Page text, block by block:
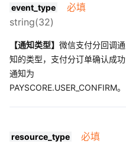
event_type
必填
string(32)
【通知类型】 微信支付分回调通
知的类型，支付分订单确认成功
通知为
PAYSCORE.USER_CONFIRM。
resource_type
必填